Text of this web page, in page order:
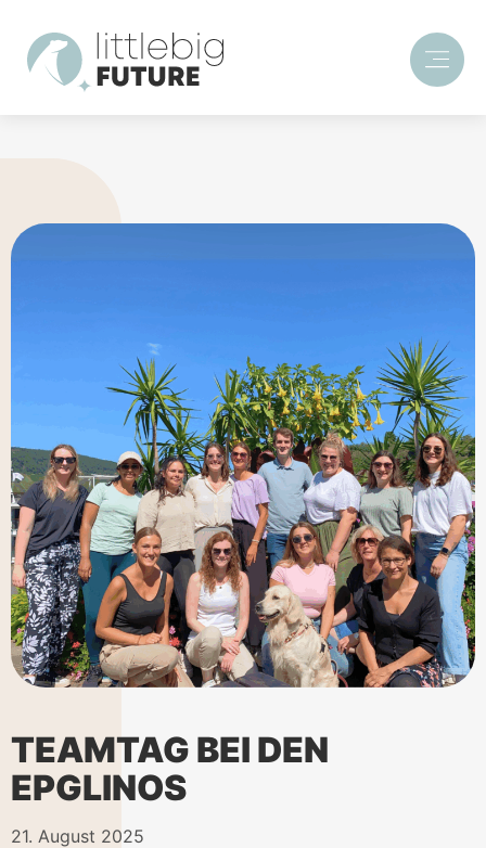
TEAMTAG BEI DEN
EPGLINOS
21. August 2025